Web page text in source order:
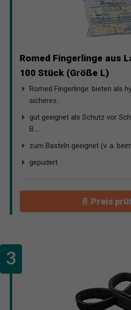
Romed Fingerlinge aus
100 Stück (Größe L)
Romed Fingerlinge: bieten als
sicheres...
gut geeignet als Schutz vor
B....
zum Basteln geeignet (v. a.
gepudert
Preis